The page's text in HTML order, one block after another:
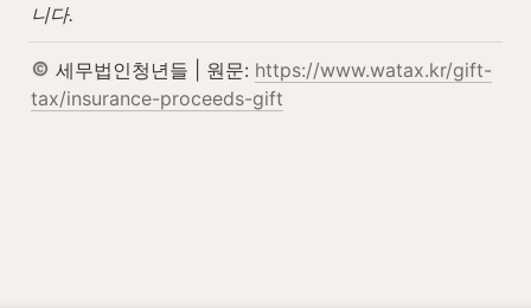
니다.
세무법인청년들 | 원문: https://www.watax.kr/gift-
tax/insurance-proceeds-gift